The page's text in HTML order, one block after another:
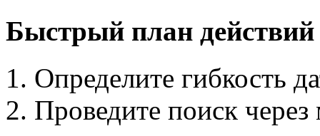
Быстрый план действий
Определите гибкость
Проведите поиск через